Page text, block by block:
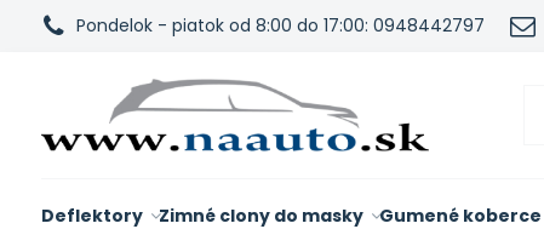
Pondelok - piatok od 8:00 do 17:00: 0948442797
Deflektory Zimné clony do masky Gumené koberce